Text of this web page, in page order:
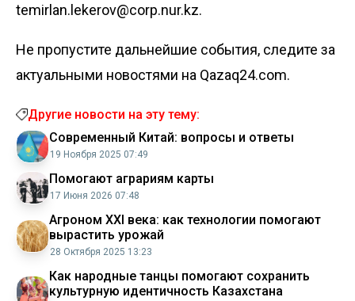
temirlan.lekerov@corp.nur.kz.
Не пропустите дальнейшие события, следите за
актуальными новостями на Qazaq24.com.
Другие новости на эту тему:
Современный Китай: вопросы и ответы
19 Ноября 2025 07:49
Помогают аграриям карты
17 Июня 2026 07:48
Агроном XXI века: как технологии помогают
вырастить урожай
28 Октября 2025 13:23
Как народные танцы помогают сохранить
культурную идентичность Казахстана